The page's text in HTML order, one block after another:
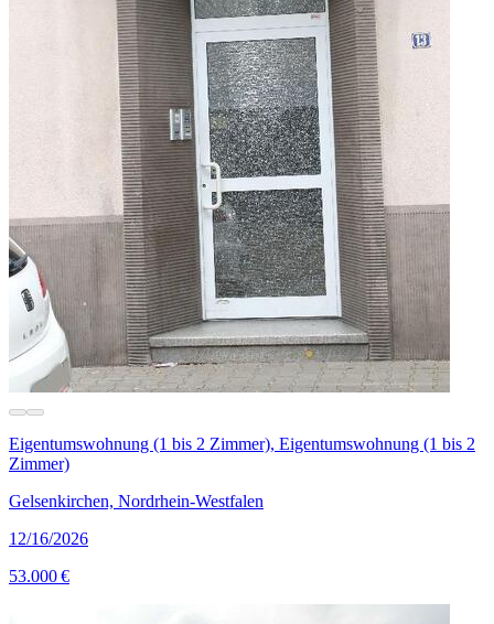
Eigentumswohnung (1 bis 2 Zimmer), Eigentumswohnung (1 bis 2
Zimmer)
Gelsenkirchen, Nordrhein-Westfalen
12/16/2026
53.000 €